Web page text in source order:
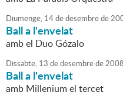
Diumenge, 14dedesembrede
Ball a l'envelat
amb el Duo Gózalo
Dissabte, 13 dedesembrede2008
Ball a l'envelat
amb Millenium el tercet